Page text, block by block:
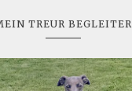
TREUR BEGLEITER